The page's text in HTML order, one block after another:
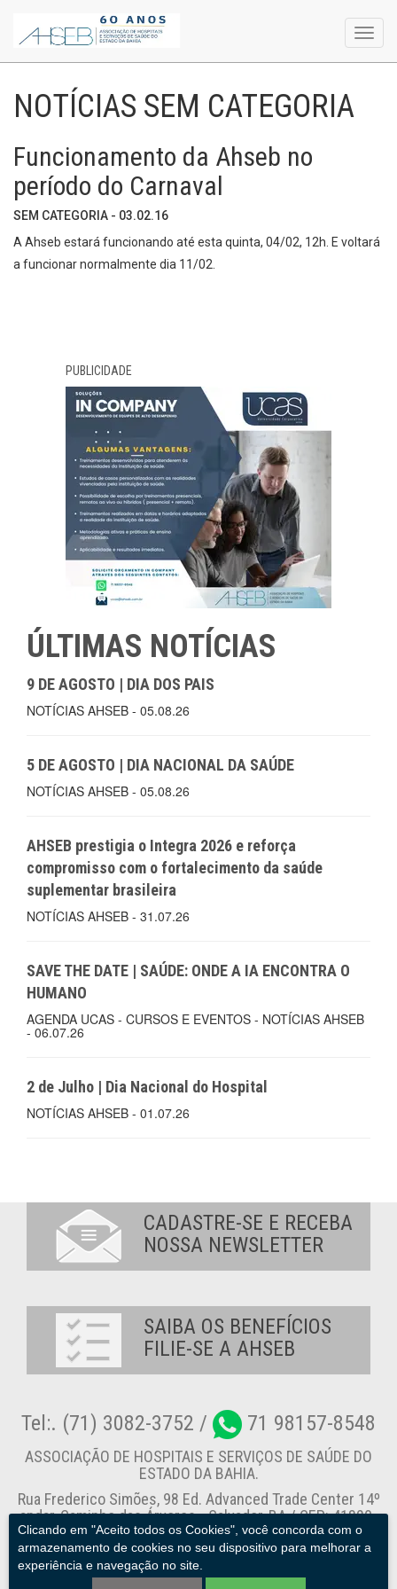
NOTÍCIAS SEM CATEGORIA
Funcionamento da Ahseb no
período do Carnaval
SEM CATEGORIA - 03.02.16
A Ahseb estará funcionando até esta quinta, 04/02, 12h. E voltará
a funcionar normalmente dia 11/02.
PUBLICIDADE
ÚLTIMAS NOTÍCIAS
9 DE AGOSTO | DIA DOS PAIS
NOTÍCIAS AHSEB - 05.08.26
5 DE AGOSTO | DIA NACIONAL DA SAÚDE
NOTÍCIAS AHSEB - 05.08.26
AHSEB prestigia o Integra 2026 e reforça
compromisso com o fortalecimento da saúde
suplementar brasileira
NOTÍCIAS AHSEB - 31.07.26
SAVE THE DATE | SAÚDE: ONDE A IA ENCONTRA O
HUMANO
AGENDA UCAS - CURSOS E EVENTOS - NOTÍCIAS AHSEB
- 06.07.26
2 de Julho | Dia Nacional do Hospital
NOTÍCIAS AHSEB - 01.07.26
Clicando em "Aceito todos os Cookies", você concorda com o
armazenamento de cookies no seu dispositivo para melhorar a
experiência e navegação no site.
CADASTRE-SE E RECEBA
NOSSA NEWSLETTER
SAIBA OS BENEFÍCIOS
FILIE-SE A AHSEB
Tel:. (71) 3082-3752 / 71 98157-8548
ASSOCIAÇÃO DE HOSPITAIS E SERVIÇOS DE SAÚDE DO
ESTADO DA BAHIA.
Rua Frederico Simões, 98 Ed. Advanced Trade Center 14º
andar, Caminho das Árvores - Salvador-BA / CEP: 41820-
774
Canal de Denúncia